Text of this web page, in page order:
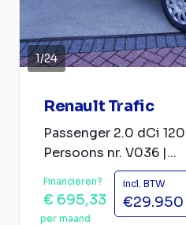
1/24
Renault Trafic
Passenger 2.0 dCi
Persoons nr. V036 |...
Financieren?
€ 695,33
per maand
incl. BTW
€29.950